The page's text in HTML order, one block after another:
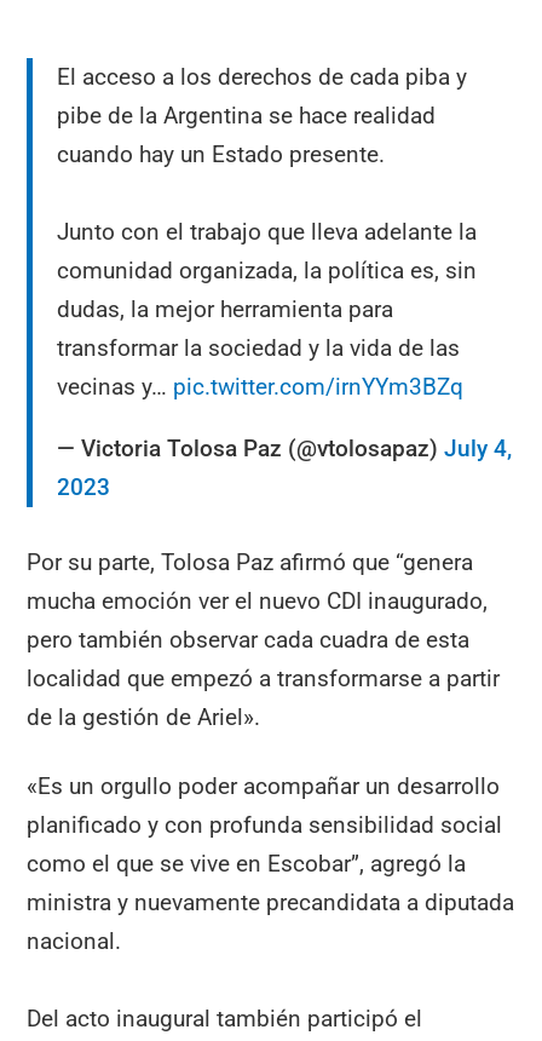
El acceso a los derechos de cada piba y
pibe de la Argentina se hace realidad
cuando hay un Estado presente.
Junto con el trabajo que lleva adelante la
comunidad organizada, la política es, sin
dudas, la mejor herramienta para
transformar la sociedad y la vida de las
vecinas y… pic.twitter.com/irnYYm3BZq
— Victoria Tolosa Paz (@vtolosapaz)July 4,
2023
Por su parte, Tolosa Paz afirmó que “genera
mucha emoción ver el nuevo CDI inaugurado,
pero también observar cada cuadra de esta
localidad que empezó a transformarse a partir
de la gestión de Ariel».
«Es un orgullo poder acompañar un desarrollo
planificado y con profunda sensibilidad social
como el que se vive en Escobar”, agregó la
ministra y nuevamente precandidata a diputada
nacional.
Del acto inaugural también participó el